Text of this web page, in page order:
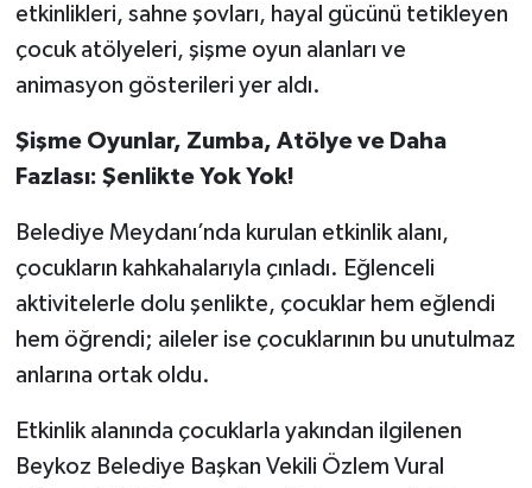
etkinlikleri, sahne şovları, hayal gücünü tetikleyen
çocuk atölyeleri, şişme oyun alanları ve
animasyon gösterileri yer aldı.
Şişme Oyunlar, Zumba, Atölye ve Daha
Fazlası: Şenlikte Yok Yok!
Belediye Meydanı’nda kurulan etkinlik alanı,
çocukların kahkahalarıyla çınladı. Eğlenceli
aktivitelerle dolu şenlikte, çocuklar hem eğlendi
hem öğrendi; aileler ise çocuklarının bu unutulmaz
anlarına ortak oldu.
Etkinlik alanında çocuklarla yakından ilgilenen
Beykoz Belediye Başkan Vekili Özlem Vural